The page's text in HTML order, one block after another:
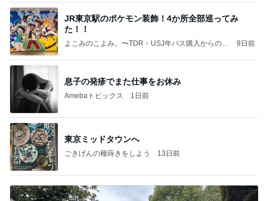
JR東京駅のポケモン装飾！4か所全部巡ってみ
た！！
よこみのこよみ。〜TDR・USJ年パス購入からの道
9日前
息子の発疹でまた仕事をお休み
Amebaトピックス 1日前
東京ミッドタウンへ
ごきげんの種蒔きをしよう 13日前